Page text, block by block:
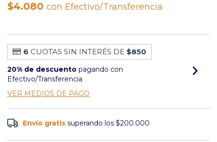
$4.080 con Efectivo/Transferencia
6 CUOTAS SIN INTERÉS DE $850
20% de descuento pagando con
Efectivo/Transferencia
VER MEDIOS DE PAGO
Envío gratis superando los$200.000